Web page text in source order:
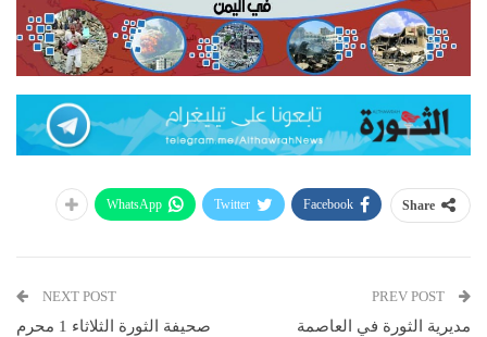
Share
Facebook
Twitter
WhatsApp
مديرية الثورة في العاصمة
NEXT POST
صحيفة الثورة الثلاثاء 1 محرم